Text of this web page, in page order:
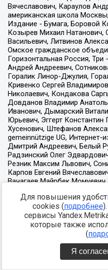
Для повышения
cookies (подробнее
сервисы
которые также
(
Я